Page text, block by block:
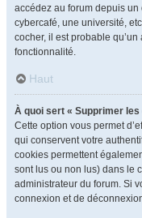
accédez au forum depuis
cybercafé, une université,
cocher, il est probable
fonctionnalité.
Haut
À quoi sert « Supprimer
Cette option vous permet
qui conservent votre
cookies permettent
sont lus ou non lus) dans le
administrateur du forum. Si
connexion et de